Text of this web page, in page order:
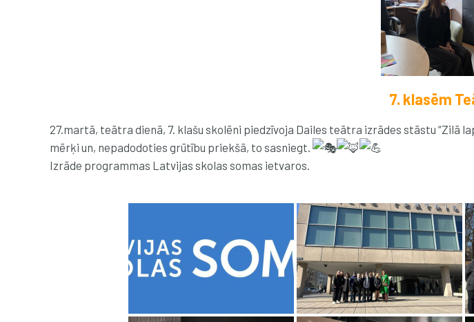
7. klasēm
27.martā, teātra dienā, 7. klašu skolēni piedzīvoja Dailes teātra izrādes stāstu “Zilā
mērķi un, nepadodoties grūtību priekšā, to sasniegt.
Izrāde programmas Latvijas skolas somas ietvaros.